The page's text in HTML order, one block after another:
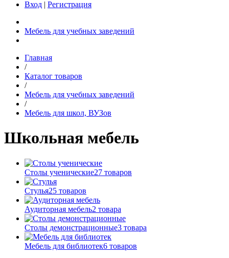
Вход | Регистрация
Мебель для учебных заведений
Главная
/
Каталог товаров
/
Мебель для учебных заведений
/
Мебель для школ, ВУЗов
Школьная мебель
Столы ученические27 товаров
Стулья25 товаров
Аудиторная мебель2 товара
Столы демонстрационные3 товара
Мебель для библиотек6 товаров